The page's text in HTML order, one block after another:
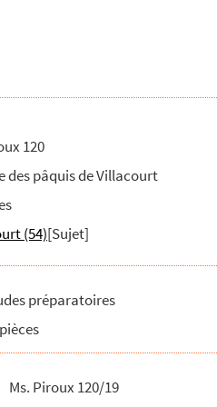
120
des pâquis de Villacourt
(54)[Sujet]
préparatoires
Ms. Piroux 120/19